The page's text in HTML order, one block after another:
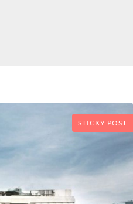
STICKY POST